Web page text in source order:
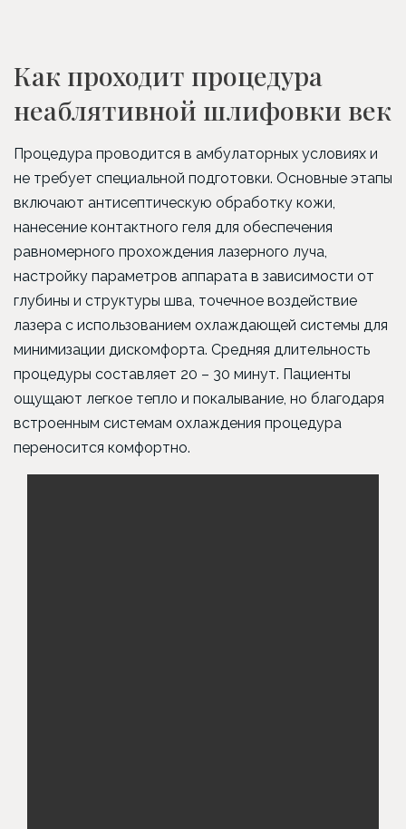
Как проходит процедура
неаблятивной шлифовки век
Процедура проводится в амбулаторных условиях и
не требует специальной подготовки. Основные этапы
включают антисептическую обработку кожи,
нанесение контактного геля для обеспечения
равномерного прохождения лазерного луча,
настройку параметров аппарата в зависимости от
глубины и структуры шва, точечное воздействие
лазера с использованием охлаждающей системы для
минимизации дискомфорта. Средняя длительность
процедуры составляет 20 – 30 минут. Пациенты
ощущают легкое тепло и покалывание, но благодаря
встроенным системам охлаждения процедура
переносится комфортно.